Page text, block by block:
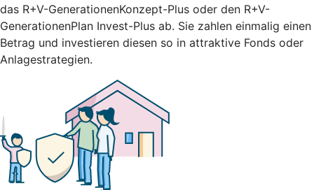
das R+V-GenerationenKonzept-Plus oder den R+V-
GenerationenPlan Invest-Plus ab. Sie zahlen einmalig einen
Betrag und investieren diesen so in attraktive Fonds oder
Anlagestrategien.